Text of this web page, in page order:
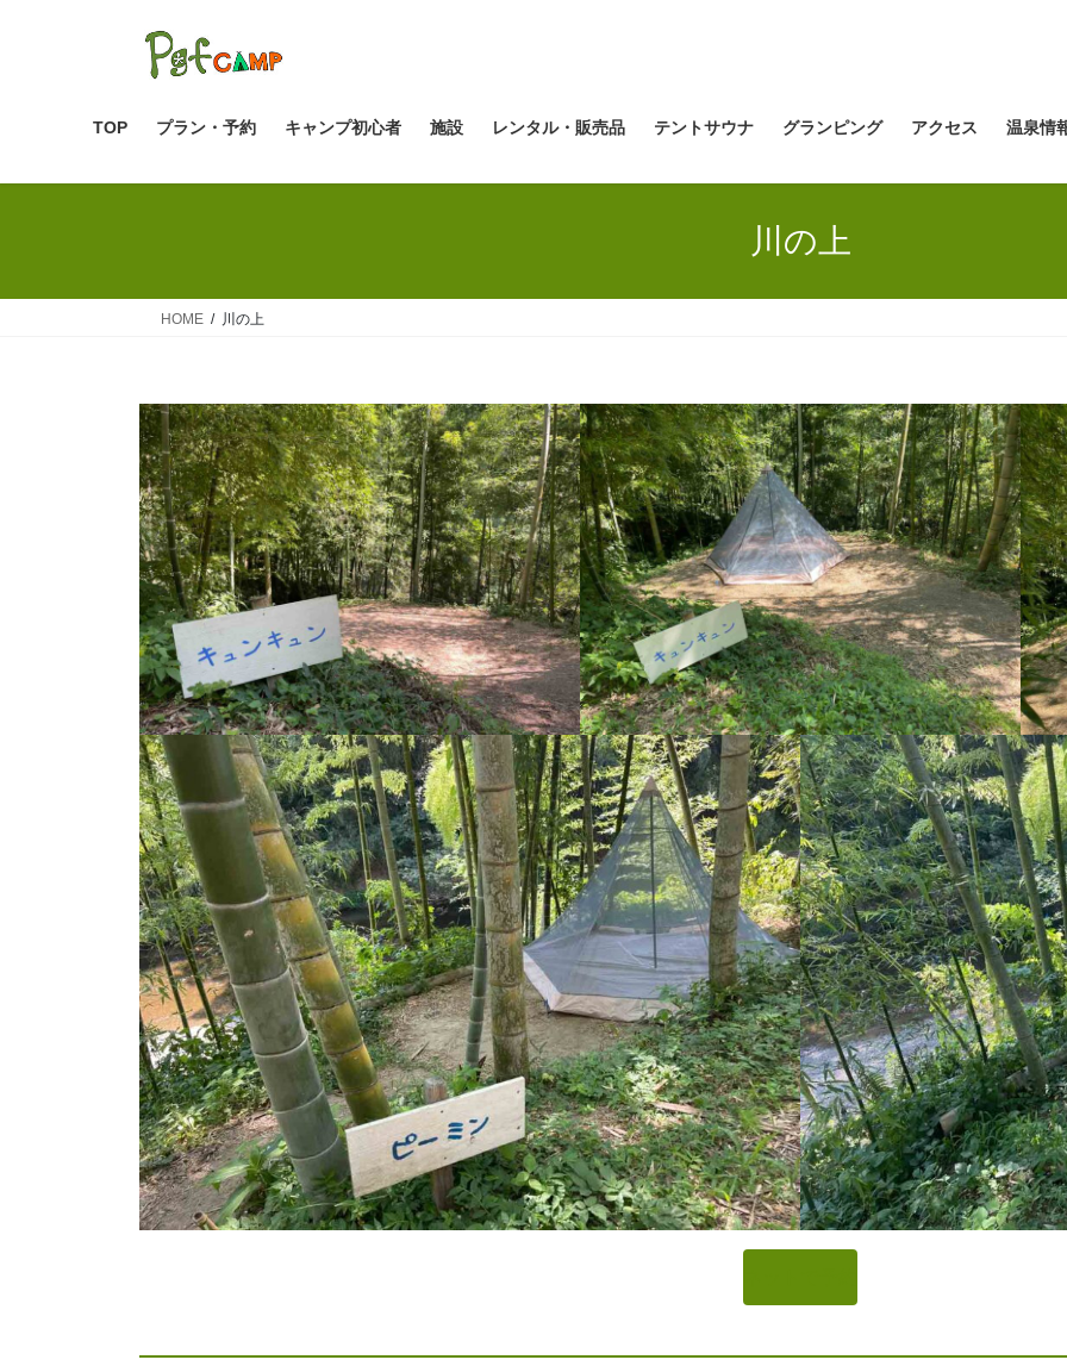
ス
ン
TOP プラン・予約 キャンプ初心者 施設 レンタル・販売品 テントサウナ グランピング アクセス 温泉情
川の上
HOME 川の上